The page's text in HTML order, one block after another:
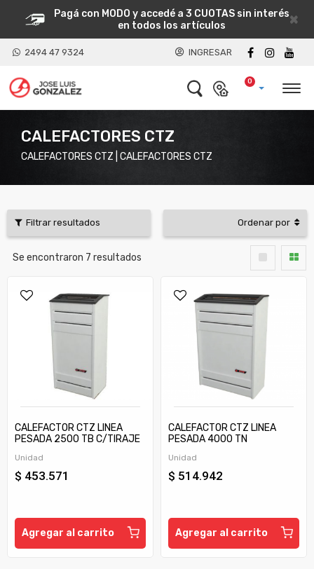
×
Pagá con MODO y accedé a 3 CUOTAS sin interés
en todos los artículos
2494 47 9324 INGRESAR
0
CALEFACTORES CTZ
CALEFACTORES CTZ | CALEFACTORES CTZ
Filtrar resultados Ordenar por
Se encontraron 7 resultados
CALEFACTOR CTZ LINEA
PESADA 2500 TB C/TIRAJE
Unidad
$ 453.571
Agregar al carrito
CALEFACTOR CTZ LINEA
PESADA 4000 TN
Unidad
$ 514.942
Agregar al carrito